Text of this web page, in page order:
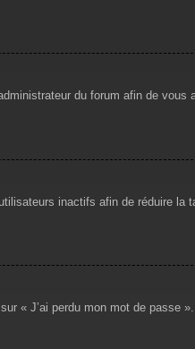
du forum afin de vous
inactifs afin de réduire la
« J’ai perdu mon mot de passe